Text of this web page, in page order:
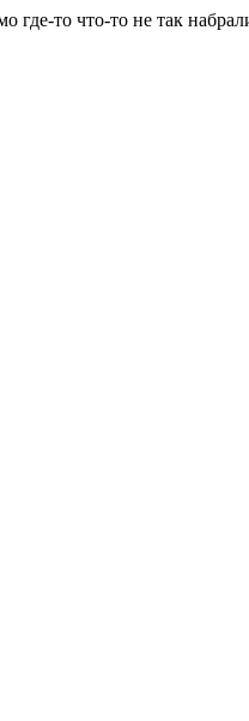
то что-то не так